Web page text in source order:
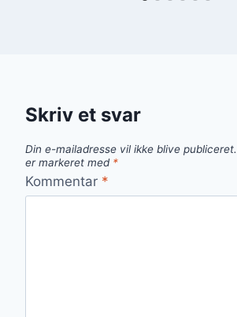
Skriv et svar
Din e-mailadresse vil ikke blive publiceret.
er markeret med *
Kommentar *